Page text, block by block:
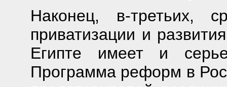
Наконец, в-третьих,
приватизации и
Египте имеет и
Программа реформ в